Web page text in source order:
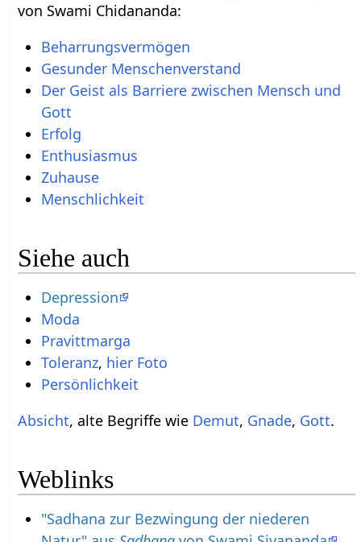
von Swami Chidananda:
Beharrungsvermögen
Gesunder Menschenverstand
Der Geist als Barriere zwischen Mensch und
Gott
Erfolg
Enthusiasmus
Zuhause
Menschlichkeit
Siehe auch
Depression
Moda
Pravittmarga
Toleranz, hier Foto
Persönlichkeit
Absicht, alte Begriffe wie Demut, Gnade, Gott.
Weblinks
"Sadhana zur Bezwingung der niederen